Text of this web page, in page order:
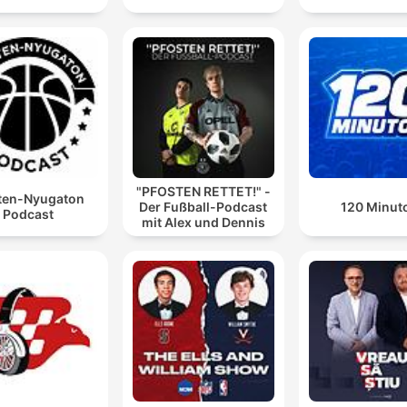
Nyugaton
Podcast
"PFOSTEN RETTET!" -
Der Fußball-Podcast
mit Alex und Dennis
120